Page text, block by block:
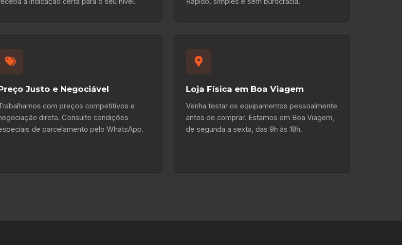
Justo e Negociável
com preços competitivos e
direta. Consulte condições
de parcelamento pelo WhatsApp.
Loja Física em Boa Viagem
Venha testar os equipamentos pessoalmente
antes de comprar. Estamos em Boa Viagem,
de segunda a sexta, das 9h às 18h.